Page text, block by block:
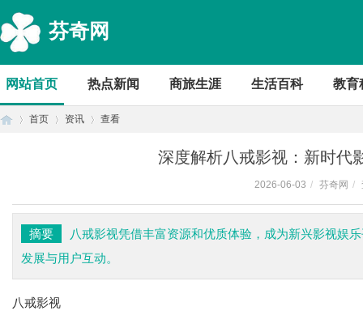
芬奇网
网站首页 热点新闻 商旅生涯 生活百科 教育
首页 资讯 查看
深度解析八戒影视：新时代
2026-06-03 / 芬奇网 /
摘要
八戒影视凭借丰富资源和优质体验，成为新兴影视娱
发展与用户互动。
八戒影视